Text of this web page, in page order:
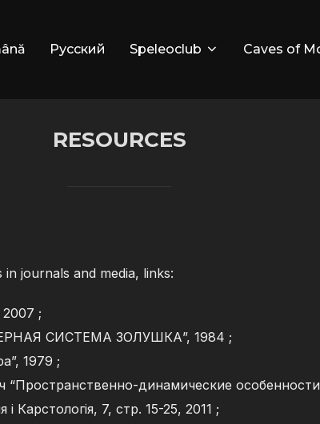
Русский Speleoclub Caves of
RESOURCES
journals and media, links:
;
СИСТЕМА ЗОЛУШКА”, 1984 ;
1979 ;
динамические
Карстологія, 7, стр. 15-25, 2011 ;